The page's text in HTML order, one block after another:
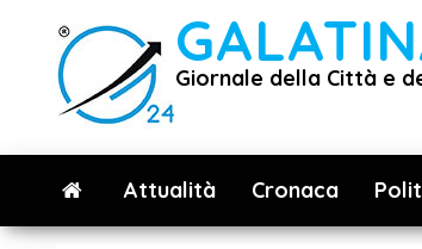
contenuto
Giornale della Città e
Attualità Cronaca